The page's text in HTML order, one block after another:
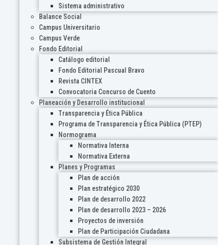
Sistema administrativo
Balance Social
Campus Universitario
Campus Verde
Fondo Editorial
Catálogo editorial
Fondo Editorial Pascual Bravo
Revista CINTEX
Convocatoria Concurso de Cuento
Planeación y Desarrollo institucional
Transparencia y Ética Pública
Programa de Transparencia y Ética Pública (PTEP)
Normograma
Normativa Interna
Normativa Externa
Planes y Programas
Plan de acción
Plan estratégico 2030
Plan de desarrollo 2022
Plan de desarrollo 2023 – 2026
Proyectos de inversión
Plan de Participación Ciudadana
Subsistema de Gestión Integral